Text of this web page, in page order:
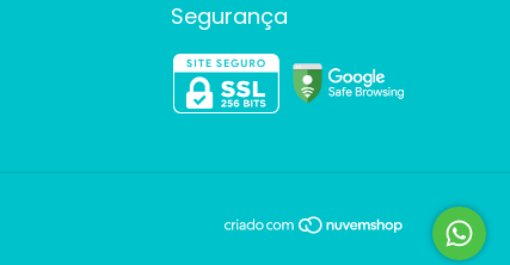
Segurança